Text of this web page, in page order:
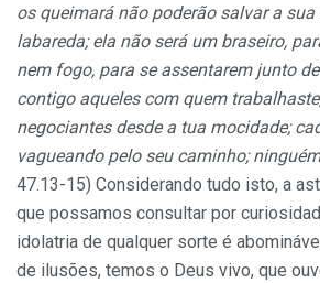
os queimará não poderão salvar a
laba­reda; ela não será um braseiro,
nem fogo, para se assentarem junto
contigo aqueles com quem
negociantes desde a tua mocidade;
vagueando pelo seu caminho;
47.13-15) Considerando tudo isto, a
que possamos consultar por
idolatria de qualquer sorte é
de ilusões, temos o Deus vivo, que